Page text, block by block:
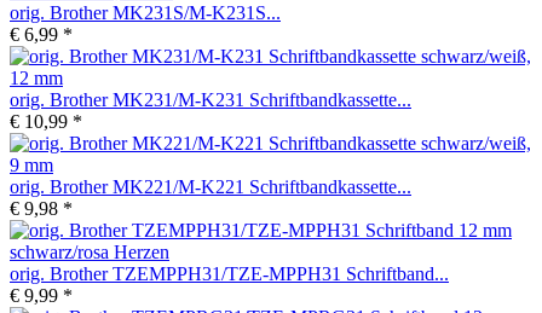
orig. Brother MK231S/M-K231S...
€ 6,99 *
orig. Brother MK231/M-K231 Schriftbandkassette...
€ 10,99 *
orig. Brother MK221/M-K221 Schriftbandkassette...
€ 9,98 *
orig. Brother TZEMPPH31/TZE-MPPH31 Schriftband...
€ 9,99 *